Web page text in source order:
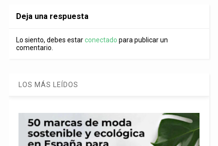
Deja una respuesta
Lo siento, debes estarconectado para publicar un
comentario.
LOS MÁS LEÍDOS